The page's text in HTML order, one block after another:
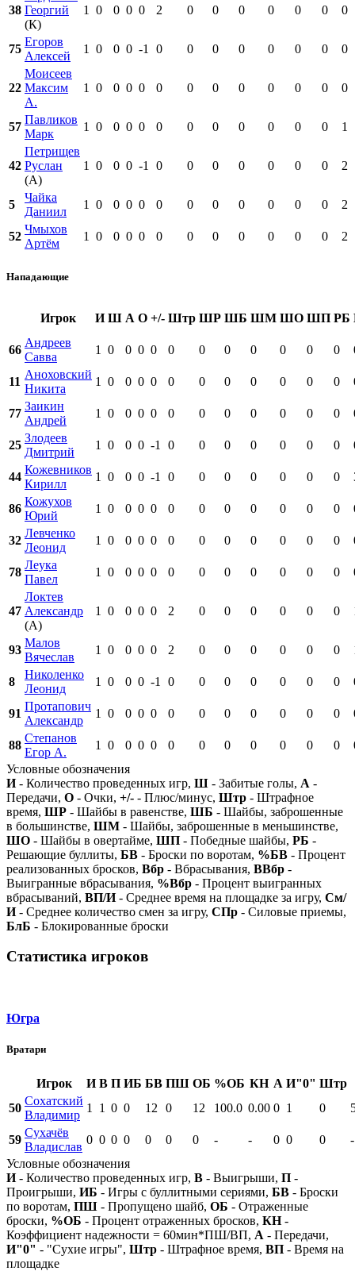
38 Георгий
(К)
1 0 0 0 0 2 0 0 0 0 0 0 0
75
Егоров
Алексей
1 0 0 0 -1 0 0 0 0 0 0 0 0
22
Моисеев
Максим
А.
1 0 0 0 0 0 0 0 0 0 0 0 0
57
Павликов
Марк
1 0 0 0 0 0 0 0 0 0 0 0 1
42
Петрищев
Руслан
(А)
1 0 0 0 -1 0 0 0 0 0 0 0 2
5
Чайка
Даниил
1 0 0 0 0 0 0 0 0 0 0 0 2
52
Чмыхов
Артём
1 0 0 0 0 0 0 0 0 0 0 0 2
Нападающие
Игрок И Ш А О +/- Штр ШР ШБ ШМ ШО ШП РБ
66
Андреев
Савва
1 0 0 0 0 0 0 0 0 0 0 0
11
Аноховский
Никита
1 0 0 0 0 0 0 0 0 0 0 0
77
Заикин
Андрей
1 0 0 0 0 0 0 0 0 0 0 0
25
Злодеев
Дмитрий
1 0 0 0 -1 0 0 0 0 0 0 0
44
Кожевников
Кирилл
1 0 0 0 -1 0 0 0 0 0 0 0
86
Кожухов
Юрий
1 0 0 0 0 0 0 0 0 0 0 0
32
Левченко
Леонид
1 0 0 0 0 0 0 0 0 0 0 0
78
Леука
Павел
1 0 0 0 0 0 0 0 0 0 0 0
47
Локтев
Александр
(А)
1 0 0 0 0 2 0 0 0 0 0 0
93
Малов
Вячеслав
1 0 0 0 0 2 0 0 0 0 0 0
8
Николенко
Леонид
1 0 0 0 -1 0 0 0 0 0 0 0
91
Протапович
Александр
1 0 0 0 0 0 0 0 0 0 0 0
88
Степанов
Егор А.
1 0 0 0 0 0 0 0 0 0 0 0
Условные обозначения
И- Количество проведенных игр, Ш - Забитые голы, А -
Передачи, О - Очки, +/- - Плюс/минус, Штр - Штрафное
время, ШР - Шайбы в равенстве, ШБ - Шайбы, заброшенные
в большинстве, ШМ - Шайбы, заброшенные в меньшинстве,
ШО - Шайбы в овертайме, ШП - Победные шайбы, РБ -
Решающие буллиты, БВ - Броски по воротам, %БВ - Процент
реализованных бросков, Вбр - Вбрасывания, ВВбр -
Выигранные вбрасывания, %Вбр - Процент выигранных
вбрасываний, ВП/И- Среднее время на площадке за игру, См/
И- Среднее количество смен за игру, СПр - Силовые приемы,
БлБ - Блокированные броски
Статистика игроков
Югра
Вратари
Игрок И В П ИБ БВ ПШ ОБ %ОБ КН А И"0" Штр
50
Сохатский
Владимир
1 1 0 0 12 0 12 100.0 0.00 0 1 0
59
Сухачёв
Владислав
0 0 0 0 0 0 0 - - 0 0 0
-
Условные обозначения
И- Количество проведенных игр, В - Выигрыши, П -
Проигрыши, ИБ - Игры с буллитными сериями, БВ - Броски
по воротам, ПШ - Пропущено шайб, ОБ - Отраженные
броски, %ОБ - Процент отраженных бросков, КН-
Коэффициент надежности = 60мин*ПШ/ВП, А - Передачи,
И"0" - "Сухие игры", Штр - Штрафное время, ВП - Время на
площадке